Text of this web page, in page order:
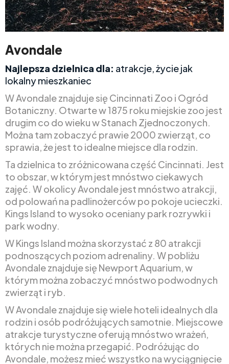
Avondale
Najlepsza dzielnica dla: atrakcje, życie jak
lokalny mieszkaniec
W Avondale znajduje się Cincinnati Zoo i Ogród
Botaniczny. Otwarte w 1875 roku miejskie zoo jest
drugim co do wieku w Stanach Zjednoczonych.
Można tam zobaczyć prawie 2000 zwierząt, co
sprawia, że jest to idealne miejsce dla rodzin.
Ta dzielnica to zróżnicowana część Cincinnati. Jest
to obszar, w którym jest mnóstwo ciekawych
zajęć. W okolicy Avondale jest mnóstwo atrakcji,
od polowań na padlinożerców po pokoje ucieczki.
Kings Island to wysoko oceniany park rozrywki i
park wodny.
W Kings Island można skorzystać z 80 atrakcji
podnoszących poziom adrenaliny. W pobliżu
Avondale znajduje się Newport Aquarium, w
którym można zobaczyć mnóstwo podwodnych
zwierząt i ryb.
W Avondale znajduje się wiele hoteli idealnych dla
rodzin i osób podróżujących samotnie. Miejscowe
atrakcje turystyczne oferują mnóstwo wrażeń,
których nie można przegapić. Podróżując do
Avondale, możesz mieć wszystko na wyciągnięcie